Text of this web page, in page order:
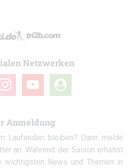
Netzwerken
youtube
user-
circle
Anmeldung
Laufenden bleiben? Dann melde
an. Während der Saison erhältst
wichtigsten News und Themen in